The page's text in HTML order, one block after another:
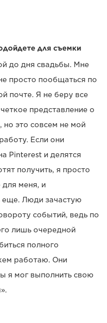
для съемки
до дня свадьбы. Мне
просто пообщаться по
почте. Я не беру все
представление о
но это совсем не мой
Если они
Pinterest и делятся
получить, я просто
для меня, и
еще. Люди зачастую
событий, ведь по
лишь очередной
полного
работаю. Они
я мог выполнить свою